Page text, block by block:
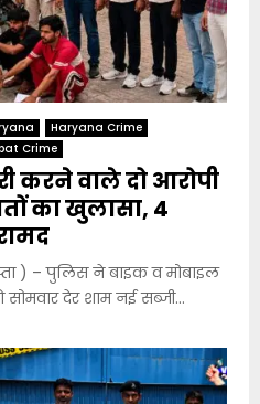
Haryana Crime
Crime
करने वाले दो आरोपी
का खुलासा, 4
) – पुलिस ने बाइक व मोबाइल
देर शाम नई सब्जी...